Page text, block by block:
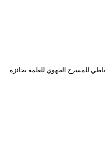
جقاطي للمسرح الجهوي للعلمة بجائزة